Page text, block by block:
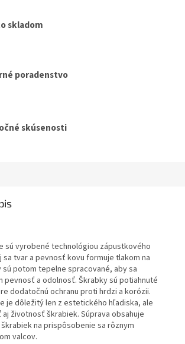
skladom
poradenstvo
skúsenosti
sú vyrobené technológiou zápustkového
tvar a pevnosť kovu formuje tlakom na
potom tepelne spracované, aby sa
pevnosť a odolnosť. Škrabky sú potiahnuté
dodatočnú ochranu proti hrdzi a korózii.
je dôležitý len z estetického hľadiska, ale
životnosť škrabiek. Súprava obsahuje
na prispôsobenie sa rôznym
valcov.